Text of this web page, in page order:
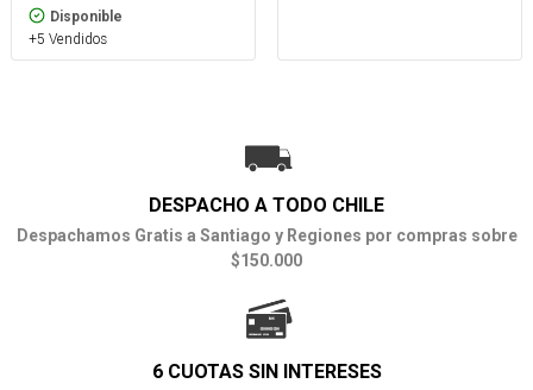
Disponible
+5 Vendidos
DESPACHO A TODO CHILE
Despachamos Gratis a Santiago y Regiones por compras sobre
$150.000
6 CUOTAS SIN INTERESES